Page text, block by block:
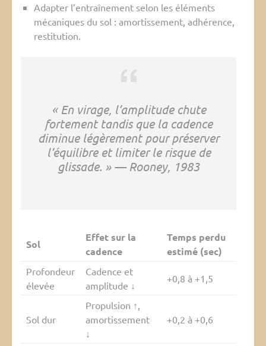
Adapter l’entraînement selon les éléments
mécaniques du sol : amortissement, adhérence,
restitution.
« En virage, l’amplitude chute
fortement tandis que la cadence
diminue légèrement pour préserver
l’équilibre et limiter le risque de
glissade. » — Rooney, 1983
Sol
Effet sur la
cadence
Temps perdu
estimé (sec)
Profondeur
élevée
Cadence et
amplitude ↓
+0,8 à +1,5
Sol dur
Propulsion ↑,
amortissement
↓
+0,2 à +0,6